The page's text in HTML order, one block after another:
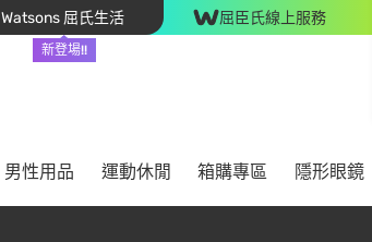
Watsons 屈氏生活
新登場!!
屈臣氏線上服務
男性用品 運動休閒 箱購專區 隱形眼鏡